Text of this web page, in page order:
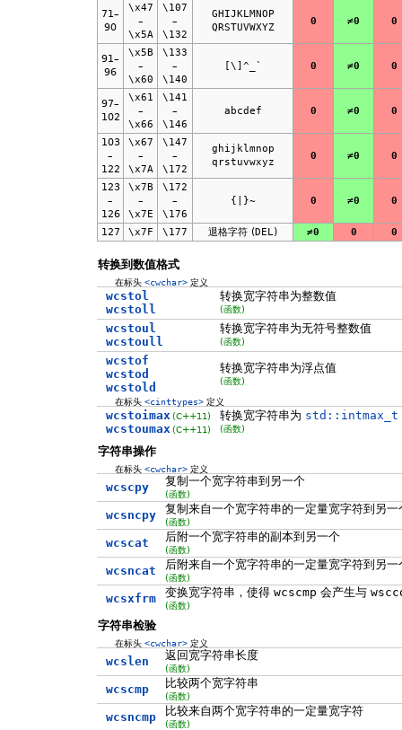
71–
90
\x47
–
\x5A
\107
–
\132
GHIJKLMNOP
QRSTUVWXYZ
0 ≠0 0
91–
96
\x5B
–
\x60
\133
–
\140
[\]^_` 0 ≠0 0
97–
102
\x61
–
\x66
\141
–
\146
abcdef 0 ≠0 0
103
–
122
\x67
–
\x7A
\147
–
\172
ghijklmnop
qrstuvwxyz
0 ≠0 0
123
–
126
\x7B
–
\x7E
\172
–
\176
{|}~ 0 ≠0 0
127 \x7F \177 退格字符 (DEL) ≠0 0 0
转换到数值格式
在标头<cwchar> 定义
wcstol
wcstoll
转换宽字符串为整数值
(函数)
wcstoul
wcstoull
转换宽字符串为无符号整数值
(函数)
wcstof
wcstod
wcstold
转换宽字符串为浮点值
(函数)
在标头<cinttypes> 定义
wcstoimax
wcstoumax
(C++11)
(C++11)
转换宽字符串为 std::intmax_t
(函数)
字符串操作
在标头<cwchar> 定义
wcscpy 复制一个宽字符串到另一个
(函数)
wcsncpy 复制来自一个宽字符串的一定量宽字符到另一
(函数)
wcscat 后附一个宽字符串的副本到另一个
(函数)
wcsncat 后附来自一个宽字符串的一定量宽字符到另一
(函数)
wcsxfrm 变换宽字符串，使得 wcscmp 会产生与
(函数)
字符串检验
在标头<cwchar> 定义
wcslen 返回宽字符串长度
(函数)
wcscmp 比较两个宽字符串
(函数)
wcsncmp 比较来自两个宽字符串的一定量宽字符
(函数)